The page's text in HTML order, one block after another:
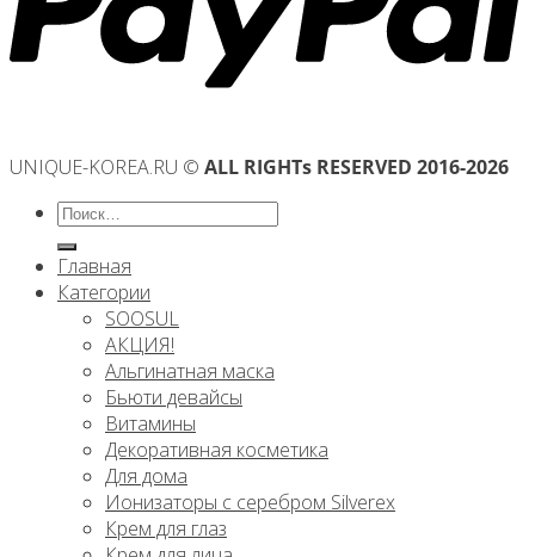
UNIQUE-KOREA.RU © ALL RIGHTs RESERVED 2016-2026
Искать:
Главная
Категории
SOOSUL
АКЦИЯ!
Альгинатная маска
Бьюти девайсы
Витамины
Декоративная косметика
Для дома
Ионизаторы с серебром Silverex
Крем для глаз